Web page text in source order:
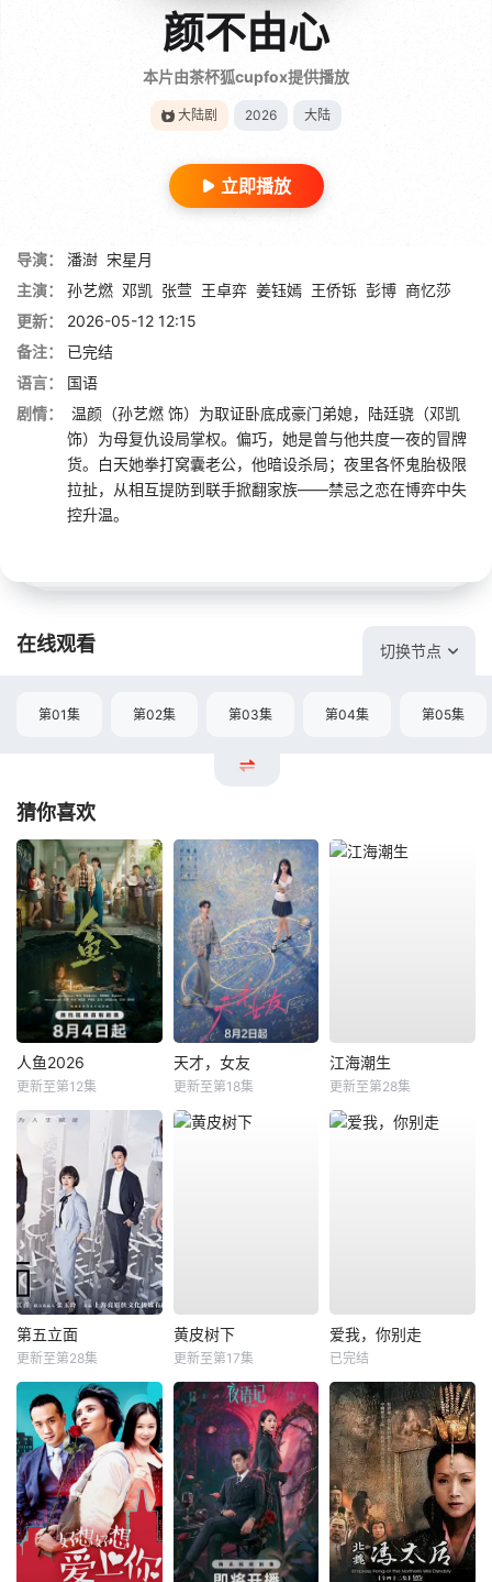
颜不由心
本片由茶杯狐cupfox提供播放
大陆剧 2026 大陆
立即播放
导演： 潘澍 宋星月
主演：
孙艺燃 邓凯 张萱 王卓弈 姜钰嫣 王侨铄 彭博 商忆莎
更新：
2026-05-12 12:15
备注：
已完结
语言：
国语
剧情：
温颜（孙艺燃 饰）为取证卧底成豪门弟媳，陆廷骁（邓凯
饰）为母复仇设局掌权。偏巧，她是曾与他共度一夜的冒牌
货。白天她拳打窝囊老公，他暗设杀局；夜里各怀鬼胎极限
拉扯，从相互提防到联手掀翻家族——禁忌之恋在博弈中失
控升温。
在线观看 切换节点
第01集 第02集 第03集 第04集 第05集
猜你喜欢
人鱼2026
更新至第12集
天才，女友
更新至第18集
江海潮生
更新至第28集
第五立面
更新至第28集
黄皮树下
更新至第17集
爱我，你别走
已完结